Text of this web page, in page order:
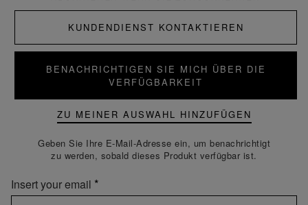
KUNDENDIENST KONTAKTIEREN
BENACHRICHTIGEN SIE MICH ÜBER DIE
VERFÜGBARKEIT
ZU MEINER AUSWAHL HINZUFÜGEN
Geben Sie Ihre E-Mail-Adresse ein, um benachrichtigt
zu werden, sobald dieses Produkt verfügbar ist.
Insert your email